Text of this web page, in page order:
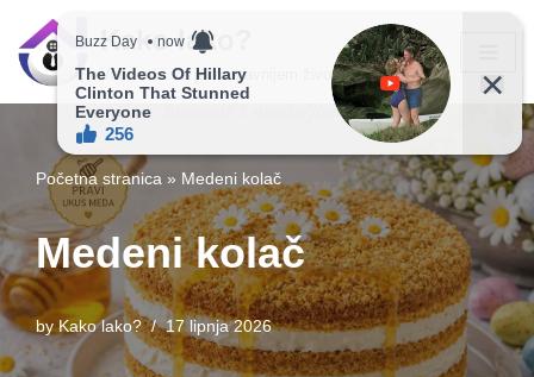
Skip
Kako lako?
Vaš vodič ka jednostavnijem životu!
Početna stranica » Medeni kolač
Medeni kolač
byKako lako? 17 lipnja 2026